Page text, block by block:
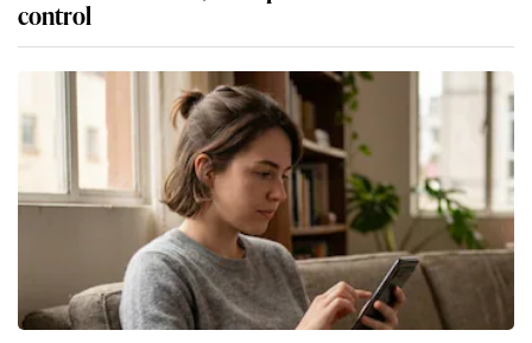
control